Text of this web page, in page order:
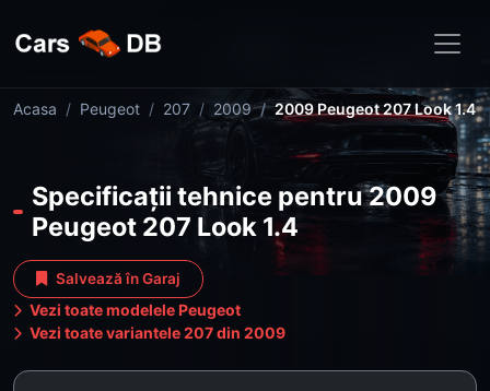
Acasa Peugeot 207 2009 2009 Peugeot 207 Look 1.4
Specificații tehnice pentru 2009
Peugeot 207 Look 1.4
Salvează în Garaj
Vezi toate modelele Peugeot
Vezi toate variantele 207 din 2009